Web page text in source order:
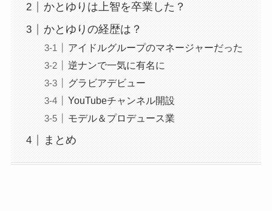
かとゆりは上智を卒業した？
かとゆりの経歴は？
アイドルグループのマネージャーだった
逆ナンで一気に有名に
グラビアデビュー
YouTubeチャンネル開設
モデル＆プロデュース業
まとめ